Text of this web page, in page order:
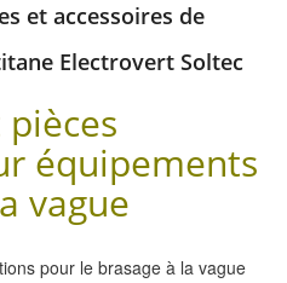
et accessoires de
Electrovert Soltec
équipements
vague
pour le brasage à la vague